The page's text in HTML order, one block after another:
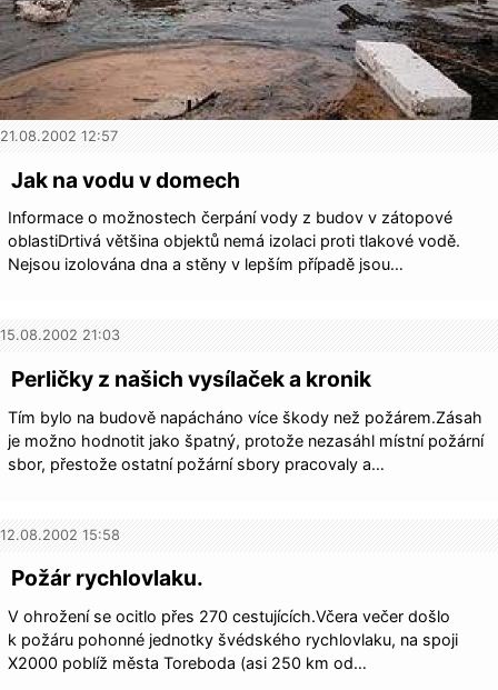
21.08.2002 12:57
Jak na vodu v domech
Informace o možnostech čerpání vody z budov v zátopové
oblastiDrtivá většina objektů nemá izolaci proti tlakové vodě.
Nejsou izolována dna a stěny v lepším případě jsou…
15.08.2002 21:03
Perličky z našich vysílaček a kronik
Tím bylo na budově napácháno více škody než požárem.Zásah
je možno hodnotit jako špatný, protože nezasáhl místní požární
sbor, přestože ostatní požární sbory pracovaly a…
12.08.2002 15:58
Požár rychlovlaku.
V ohrožení se ocitlo přes 270 cestujících.Včera večer došlo
k požáru pohonné jednotky švédského rychlovlaku, na spoji
X2000 poblíž města Toreboda (asi 250 km od…